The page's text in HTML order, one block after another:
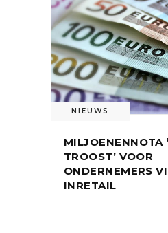
NIEUWS
MILJOENENNOTA
TROOST’ VOOR
ONDERNEMERS
INRETAIL